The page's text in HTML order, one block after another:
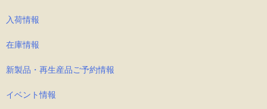
入荷情報
在庫情報
新製品・再生産品ご予約情報
イベント情報